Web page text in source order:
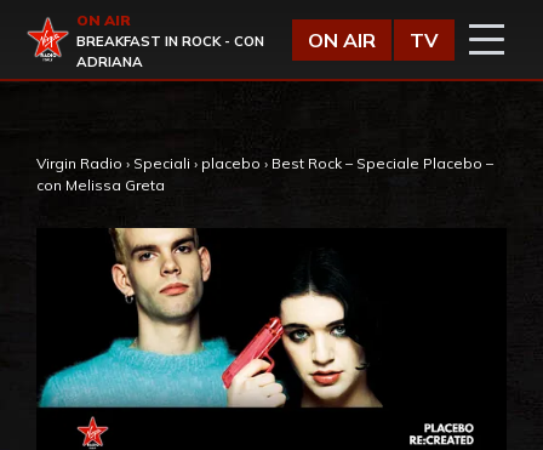
Virgin Radio
ON AIR
BREAKFAST IN ROCK - CON
ADRIANA
ON AIR TV
Virgin Radio › Speciali › placebo › Best Rock – Speciale Placebo –
con Melissa Greta